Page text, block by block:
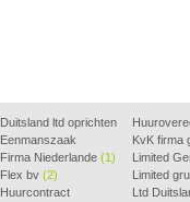
Duitsland ltd oprichten
(2)
Eenmanszaak
beginnen(1)
Firma Niederlande (1)
Flex bv (2)
Huurcontract
KvK firma
Limited
Limited
Ltd